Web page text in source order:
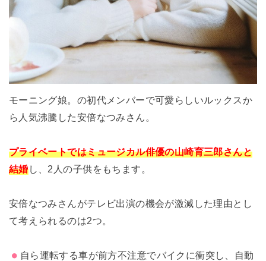
モーニング娘。の初代メンバーで可愛らしいルックスか
ら人気沸騰した安倍なつみさん。
プライベートではミュージカル俳優の山崎育三郎さんと
結婚し、2人の子供をもちます。
安倍なつみさんがテレビ出演の機会が激減した理由とし
て考えられるのは2つ。
自ら運転する車が前方不注意でバイクに衝突し、自動